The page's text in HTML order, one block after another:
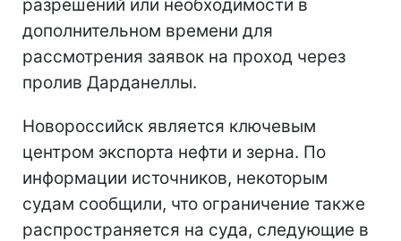
разрешений или необходимости в
дополнительном времени для
рассмотрения заявок на проход через
пролив Дарданеллы.
Новороссийск является ключевым
центром экспорта нефти и зерна. По
информации источников, некоторым
судам сообщили, что ограничение также
распространяется на суда, следующие в